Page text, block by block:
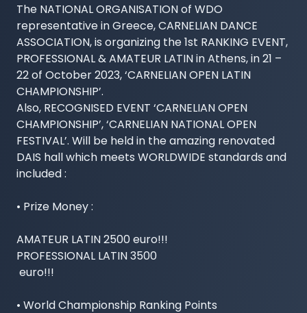
The NATIONAL ORGANISATION of WDO
representative in Greece, CARNELIAN DANCE
ASSOCIATION, is organizing the 1st RANKING EVENT,
PROFESSIONAL & AMATEUR LATIN in Athens, in 21 –
22 of October 2023, ‘CARNELIAN OPEN LATIN
CHAMPIONSHIP’.
Also, RECOGNISED EVENT ‘CARNELIAN OPEN
CHAMPIONSHIP’, ‘CARNELIAN NATIONAL OPEN
FESTIVAL’. Will be held in the amazing renovated
DAIS hall which meets WORLDWIDE standards and
included :
• Prize Money :
AMATEUR LATIN 2500 euro!!!
PROFESSIONAL LATIN 3500
• World Championship Ranking Points